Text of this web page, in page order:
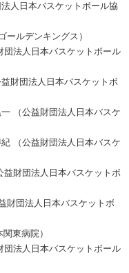
人日本バスケットボール協
ルデンキングス）
法人日本バスケットボール
財団法人日本バスケットボ
（公益財団法人日本バスケ
（公益財団法人日本バスケ
財団法人日本バスケットボ
財団法人日本バスケットボ
東病院）
法人日本バスケットボール